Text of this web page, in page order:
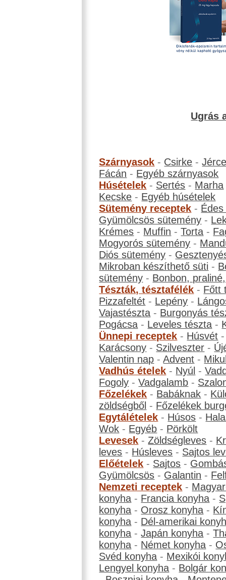
Ugrás
Szárnyasok - Csirke -
Fácán - Egyéb szárnyasok
Húsételek - Sertés - Marha
Kecske - Egyéb húsételek
Sütemény receptek -
Gyümölcsös sütemény -
Krémes - Muffin -Torta -
Mogyorós sütemény -
Diós sütemény -
Mikroban készíthető süti -
sütemény - Bonbon,
Tészták, tésztafélék - Főtt
Pizzafeltét - Lepény -
Vajastészta - Burgonyás
Pogácsa - Leveles tészta -
Ünnepi receptek - Húsvét
Karácsony - Szilveszter -
Valentin nap -Advent -
Vadhús ételek - Nyúl -
Fogoly -Vadgalamb -
Főzelékek - Babáknak -
zöldségből - Főzelékek
Egytálételek - Húsos -
Wok - Egyéb - Pörkölt
Levesek -Zöldségleves -
leves - Húsleves - Sajtos
Előételek - Sajtos -
Gyümölcsös - Galantin -
Nemzeti receptek -
konyha - Francia konyha -
konyha - Orosz konyha -
konyha - Dél-amerikai
konyha -Japán konyha -
konyha - Német konyha -
Svéd konyha - Mexikói
Lengyel konyha - Bolgár